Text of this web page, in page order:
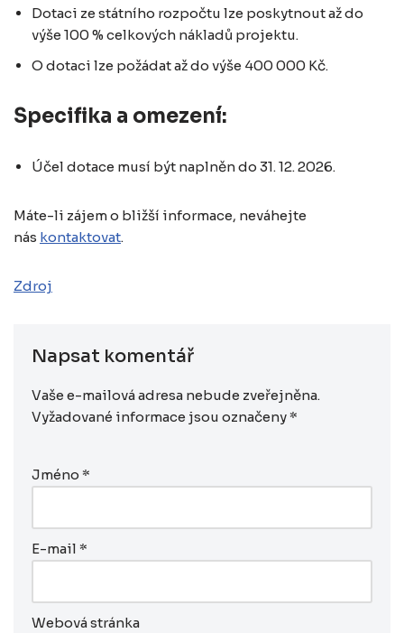
Dotaci ze státního rozpočtu lze poskytnout až do
výše 100 % celkových nákladů projektu.
O dotaci lze požádat až do výše 400 000 Kč.
Specifika a omezení:
Účel dotace musí být naplněn do 31. 12. 2026.
Máte-li zájem o bližší informace, neváhejte
nás kontaktovat.
Zdroj
Napsat komentář
Vaše e-mailová adresa nebude zveřejněna.
Vyžadované informace jsou označeny *
Jméno *
E-mail *
Webová stránka